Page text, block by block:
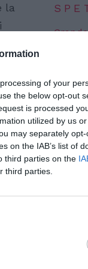
of your
the below opt-out
is processed
utilized by us
may separately
on the IAB’s list of
third parties on the
third parties.
la
Italia
Milano.
Italia”,
di
6